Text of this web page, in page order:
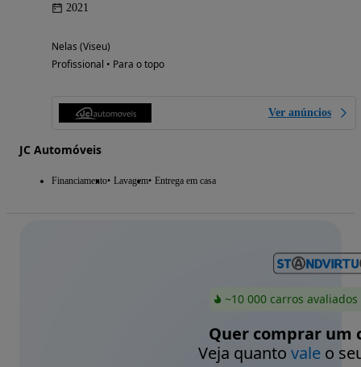
2021
Nelas (Viseu)
Profissional • Para o topo
Ver anúncios
JC Automóveis
Financiamento Lavagem Entrega em casa
~10 000 carros
Quer comprar um
Veja quanto valeo